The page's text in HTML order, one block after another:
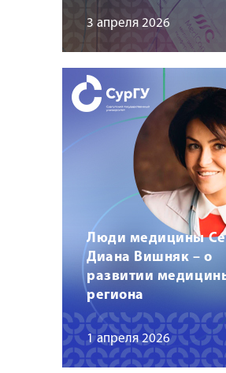
3 апреля 2026
Люди медицины
Диана Вишняк – о
развитии
региона
1 апреля 2026